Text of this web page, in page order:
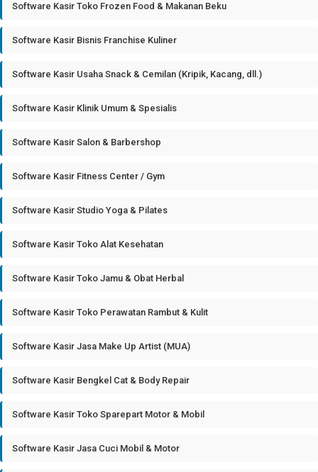
Software Kasir Toko Frozen Food & Makanan Beku
Software Kasir Bisnis Franchise Kuliner
Software Kasir Usaha Snack & Cemilan (Kripik, Kacang, dll.)
Software Kasir Klinik Umum & Spesialis
Software Kasir Salon & Barbershop
Software Kasir Fitness Center / Gym
Software Kasir Studio Yoga & Pilates
Software Kasir Toko Alat Kesehatan
Software Kasir Toko Jamu & Obat Herbal
Software Kasir Toko Perawatan Rambut & Kulit
Software Kasir Jasa Make Up Artist (MUA)
Software Kasir Bengkel Cat & Body Repair
Software Kasir Toko Sparepart Motor & Mobil
Software Kasir Jasa Cuci Mobil & Motor